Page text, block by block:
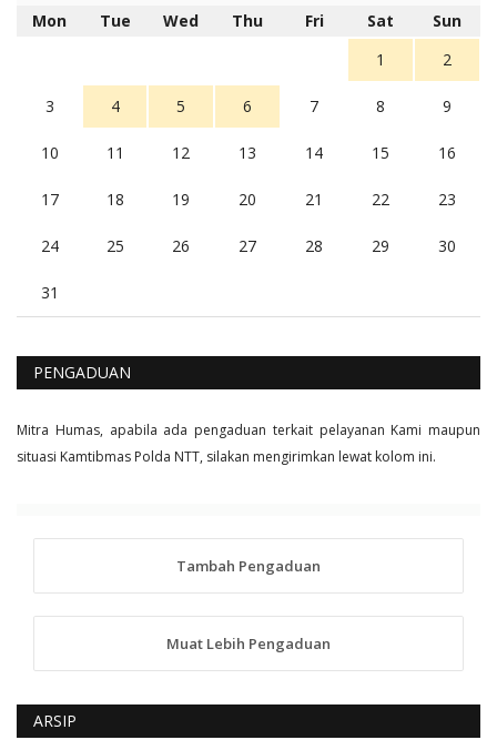
5 tahun Yang lalu
Balas
16
Mon Tue Wed Thu Fri Sat
Sun
1
2
3 4 5 6 7 8 9
10 11 12 13 14 15 16
17 18 19 20 21 22 23
24 25 26 27 28 29 30
31
PENGADUAN
Mitra Humas, apabila ada pengaduan terkait pelayanan Kami maupun
situasi Kamtibmas Polda NTT, silakan mengirimkan lewat kolom ini.
Tambah Pengaduan
Muat Lebih Pengaduan
ARSIP